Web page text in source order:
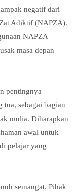
negatif dari
Adiktif (NAPZA).
NAPZA
masa depan
pentingnya
tua, sebagai bagian
mulia. Diharapkan
awal untuk
pelajar yang
semangat. Pihak